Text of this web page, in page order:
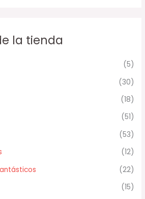
la tienda
(5)
(30)
(18)
(51)
(53)
(12)
(22)
(15)